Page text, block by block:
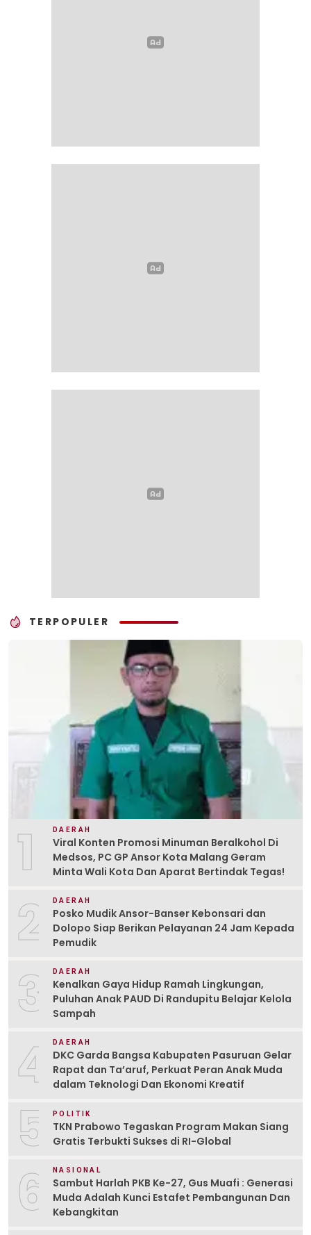
TERPOPULER
1 DAERAH
Viral Konten Promosi Minuman Beralkohol Di
Medsos, PC GP Ansor Kota Malang Geram
Minta Wali Kota Dan Aparat Bertindak Tegas!
2 DAERAH
Posko Mudik Ansor-Banser Kebonsari dan
Dolopo Siap Berikan Pelayanan 24 Jam Kepada
Pemudik
3 DAERAH
Kenalkan Gaya Hidup Ramah Lingkungan,
Puluhan Anak PAUD Di Randupitu Belajar Kelola
Sampah
4 DAERAH
DKC Garda Bangsa Kabupaten Pasuruan Gelar
Rapat dan Ta’aruf, Perkuat Peran Anak Muda
dalam Teknologi Dan Ekonomi Kreatif
5 POLITIK
TKN Prabowo Tegaskan Program Makan Siang
Gratis Terbukti Sukses di RI-Global
6 NASIONAL
Sambut Harlah PKB Ke-27, Gus Muafi : Generasi
Muda Adalah Kunci Estafet Pembangunan Dan
Kebangkitan